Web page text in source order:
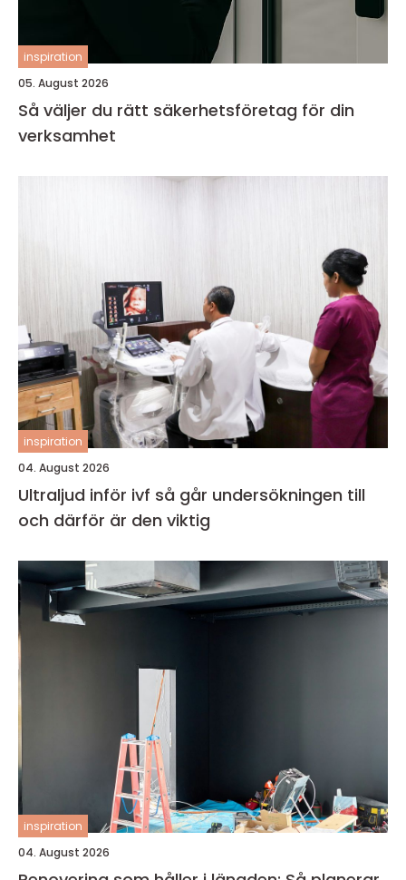
inspiration
05. August 2026
Så väljer du rätt säkerhetsföretag för din
verksamhet
inspiration
04. August 2026
Ultraljud inför ivf så går undersökningen till
och därför är den viktig
inspiration
04. August 2026